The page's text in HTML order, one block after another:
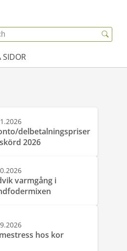
SIDOR
delbetalningspriser
2026
varmgång i
hos kor